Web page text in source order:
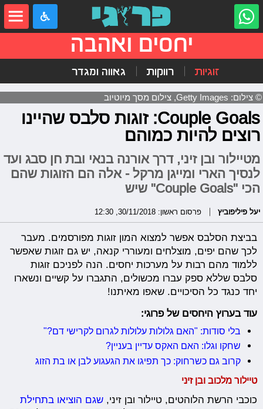
יחסים ואהבה
זוגיות רווקות גאווה ומגדר
© צילום: Getty Images, צילום מסך מיוטיוב
Couple Goals: זוגות סלבס שהיינו
רוצים להיות כמוהם
מטיילור ובן זיני, דרך אורנה בנאי ובת חן סבג ועד
לנסיך הארי ומייגן מרקל - אלה הם הזוגות שהם
הכי "Couple Goals" שיש
יעל פיליפוביץ פרסום ראשון: 30/11/2018, 12:30
בביצת הסלבס אפשר למצוא המון זוגות מפורסמים. מעבר
לכך שהם יפים, מוצלחים ומעוררי קנאה, יש גם זוגות שאפשר
ללמוד מהם רבות על מערכות יחסים. הנה לפניכם זוגות
סלבס שללא ספק עברו מכשולים, התגברו על קשיים ונשארו
יחד כנגד כל הסיכויים. שאפו מאיתנו!
עוד בערוץ היחסים של פרוגי:
בלי סודות: "האם גלולות עלולות לגרום לקרישי דם?"
שחקו וגלו: האם האקס עדיין בעניין?
קרוב גם כשרחוק: כך תפיגו את הגעגוע לבן או בת הזוג
טיילור מלכוב ובן זיני
כוכבי הרשת הלוהטים, טיילור ובן זיני,שגם הוציאו בתחילת